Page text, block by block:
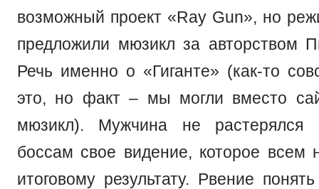
возможный проект «Ray Gun», но
предложили мюзикл за авторством
Речь именно о «Гиганте» (как-то
это, но факт – мы могли вместо
мюзикл). Мужчина не растерялся
боссам свое видение, которое всем
итоговому результату. Рвение